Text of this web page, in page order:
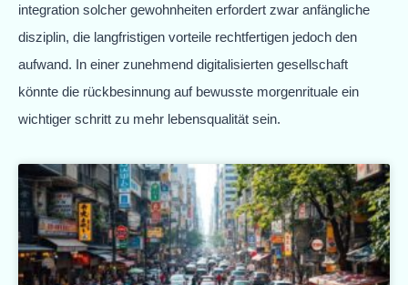
integration solcher gewohnheiten erfordert zwar anfängliche
disziplin, die langfristigen vorteile rechtfertigen jedoch den
aufwand. In einer zunehmend digitalisierten gesellschaft
könnte die rückbesinnung auf bewusste morgenrituale ein
wichtiger schritt zu mehr lebensqualität sein.